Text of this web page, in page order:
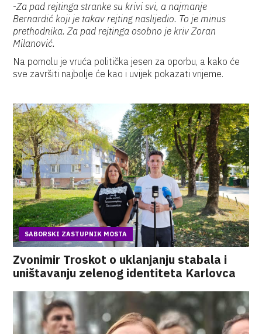
-Za pad rejtinga stranke su krivi svi, a najmanje
Bernardić koji je takav rejting naslijedio. To je minus
prethodnika. Za pad rejtinga osobno je kriv Zoran
Milanović.
Na pomolu je vruća politička jesen za oporbu, a kako će
sve završiti najbolje će kao i uvijek pokazati vrijeme.
SABORSKI ZASTUPNIK MOSTA
Zvonimir Troskot o uklanjanju stabala i
uništavanju zelenog identiteta Karlovca